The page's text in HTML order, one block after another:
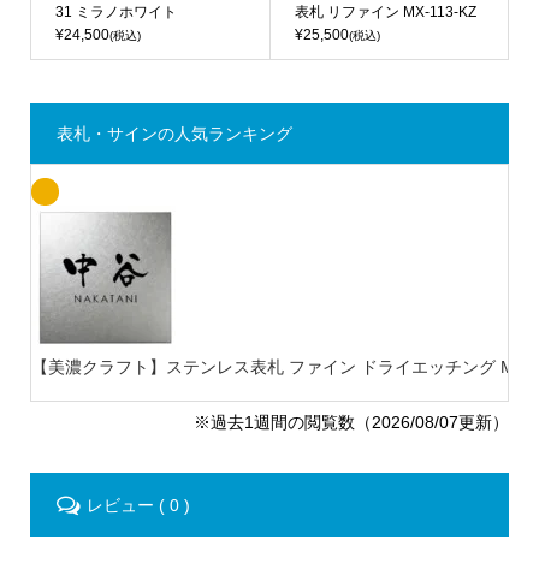
31 ミラノホワイト
¥24,500(税込)
表札 リファイン MX-113-KZ
¥25,500(税込)
表札・サインの人気ランキング
【美濃クラフト】ステンレス表札 ファイン ドライエッチング MB-
※過去1週間の閲覧数（2026/08/07更新）
レビュー ( 0 )